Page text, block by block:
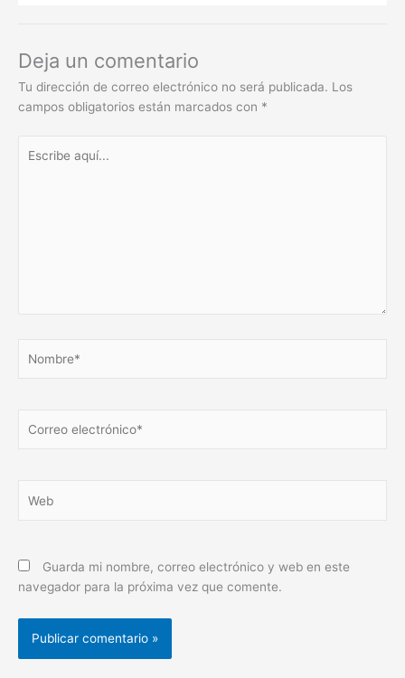
Deja un comentario
Tu dirección de correo electrónico no será publicada. Los
campos obligatorios están marcados con *
aquí...
electrónico*
Guarda mi nombre, correo electrónico y web en este
navegador para la próxima vez que comente.